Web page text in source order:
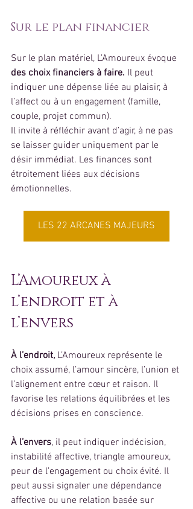
Sur le plan financier
Sur le plan matériel, L’Amoureux évoque
des choix financiers à faire. Il peut
indiquer une dépense liée au plaisir, à
l’affect ou à un engagement (famille,
couple, projet commun).
Il invite à réfléchir avant d’agir, à ne pas
se laisser guider uniquement par le
désir immédiat. Les finances sont
étroitement liées aux décisions
émotionnelles.
LES 22 ARCANES MAJEURS
L’Amoureux à
l’endroit et à
l’envers
À l’endroit, L’Amoureux représente le
choix assumé, l’amour sincère, l’union et
l’alignement entre cœur et raison. Il
favorise les relations équilibrées et les
décisions prises en conscience.
À l’envers, il peut indiquer indécision,
instabilité affective, triangle amoureux,
peur de l’engagement ou choix évité. Il
peut aussi signaler une dépendance
affective ou une relation basée sur